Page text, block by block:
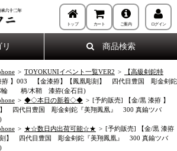
トップ カート ご案内 ログイン
商品検索
> TOYOKUNIイベント一覧VER2 >
【高級剣鉈特
拵 】003 【金漆拵】【鳳凰彫刻】 四代目豊国 彫金剣鉈
バ輪 柄/木鞘 漆拵(金石目)
> ◆◇本日の新着◇◆ > [予約販売] 【金/黒 漆拵 】
四代目豊国 彫金剣鉈『美翔鳳凰』 300 真鍮ツバ
)
> ★☆数日内出荷可能☆★ > [予約販売] 【金/黒 漆拵
】 四代目豊国 彫金剣鉈『美翔鳳凰』 300 真鍮ツバ
)